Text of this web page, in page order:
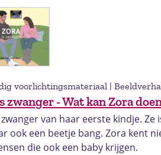
zwanger - Wat kan Zora
voorlichtingsmateriaal |
van haar eerste kindje. Ze
ook een beetje bang. Zora kent
die ook een baby krijgen.